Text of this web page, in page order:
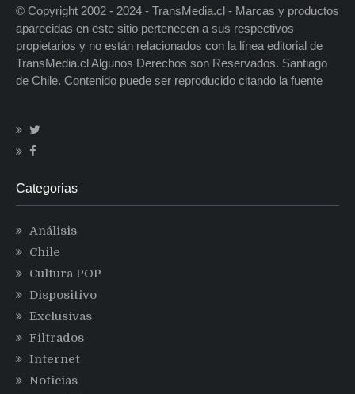
© Copyright 2002 - 2024 - TransMedia.cl - Marcas y productos
aparecidas en este sitio pertenecen a sus respectivos
propietarios y no están relacionados con la línea editorial de
TransMedia.cl Algunos Derechos son Reservados. Santiago
de Chile. Contenido puede ser reproducido citando la fuente
Categorias
Análisis
Chile
Cultura POP
Dispositivo
Exclusivas
Filtrados
Internet
Noticias